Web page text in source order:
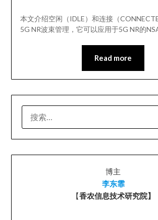
本文介绍空闲（IDLE）和连接（
5G NR波束管理，它可以应用于5G NR的
Read more
索：
博主
李东霏
【香农信息技术研究院】